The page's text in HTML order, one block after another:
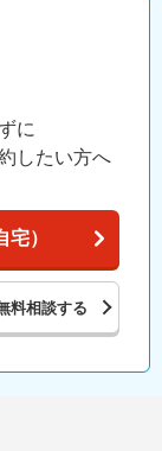
に
したい方へ
）
料相談する